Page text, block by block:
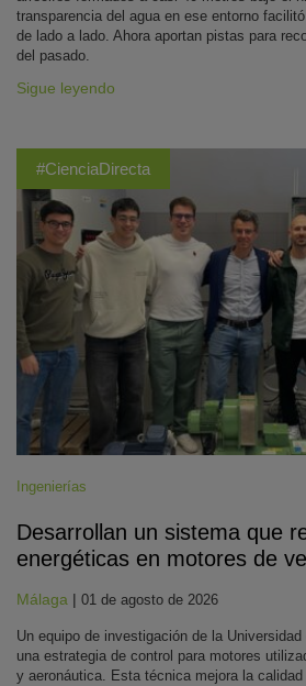
transparencia del agua en ese entorno
de lado a lado. Ahora aportan pistas para
del pasado.
Sigue leyendo
#CienciaDirecta
Ingenierías
Desarrollan un sistema que
energéticas en motores de
Málaga | 01 de agosto de 2026
Un equipo de investigación de la
una estrategia de control para motores
y aeronáutica. Esta técnica mejora la